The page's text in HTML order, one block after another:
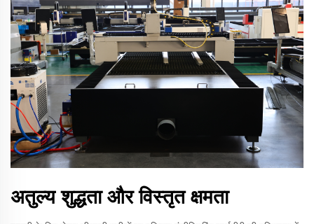
अतुल्य शुद्धता और विस्तृत क्षमता